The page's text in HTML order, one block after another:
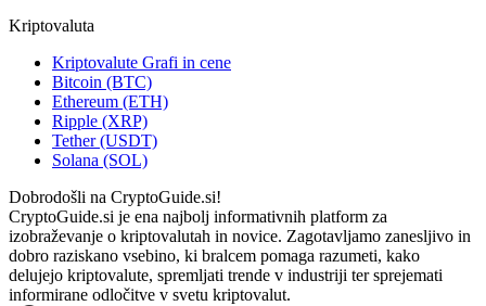
Kriptovaluta
Kriptovalute Grafi in cene
Bitcoin (BTC)
Ethereum (ETH)
Ripple (XRP)
Tether (USDT)
Solana (SOL)
Dobrodošli na CryptoGuide.si!
CryptoGuide.si je ena najbolj informativnih platform za
izobraževanje o kriptovalutah in novice. Zagotavljamo zanesljivo in
dobro raziskano vsebino, ki bralcem pomaga razumeti, kako
delujejo kriptovalute, spremljati trende v industriji ter sprejemati
informirane odločitve v svetu kriptovalut.